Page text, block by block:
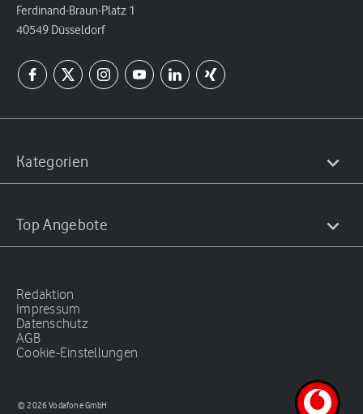
Ferdinand-Braun-Platz 1
40549 Düsseldorf
Kategorien
Top Angebote
Redaktion
Impressum
Datenschutz
AGB
Cookie-Einstellungen
© 2026 Vodafone GmbH